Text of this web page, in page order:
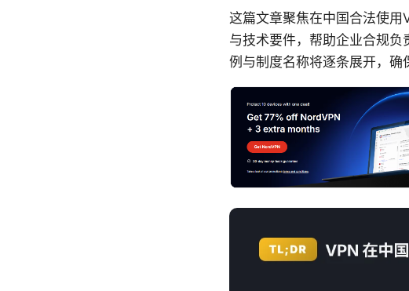
这篇文章聚焦在中国合法使
与技术要件，帮助企业合规
例与制度名称将逐条展开，确